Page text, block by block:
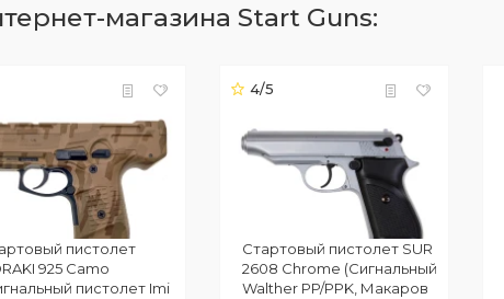
магазина Start Guns:
пистолет
925 Camo
пистолет Imi
4/5
Стартовый пистолет SUR
2608 Chrome (Сигнальный
Walther PP/PPK, Макаров